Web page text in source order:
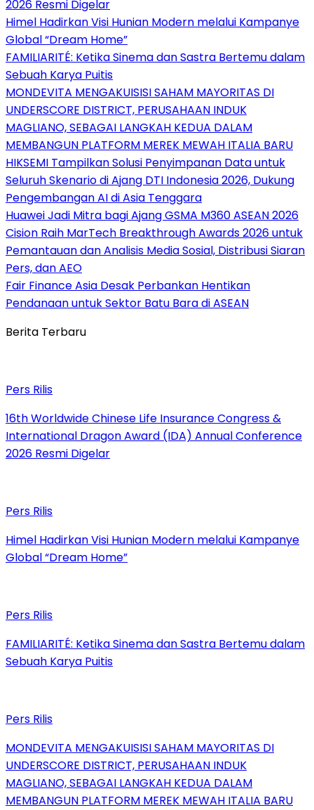
2026 Resmi Digelar
Himel Hadirkan Visi Hunian Modern melalui Kampanye
Global “Dream Home”
FAMILIARITÉ: Ketika Sinema dan Sastra Bertemu dalam
Sebuah Karya Puitis
MONDEVITA MENGAKUISISI SAHAM MAYORITAS DI
UNDERSCORE DISTRICT, PERUSAHAAN INDUK
MAGLIANO, SEBAGAI LANGKAH KEDUA DALAM
MEMBANGUN PLATFORM MEREK MEWAH ITALIA BARU
HIKSEMI Tampilkan Solusi Penyimpanan Data untuk
Seluruh Skenario di Ajang DTI Indonesia 2026, Dukung
Pengembangan AI di Asia Tenggara
Huawei Jadi Mitra bagi Ajang GSMA M360 ASEAN 2026
Cision Raih MarTech Breakthrough Awards 2026 untuk
Pemantauan dan Analisis Media Sosial, Distribusi Siaran
Pers, dan AEO
Fair Finance Asia Desak Perbankan Hentikan
Pendanaan untuk Sektor Batu Bara di ASEAN
Berita Terbaru
Pers Rilis
16th Worldwide Chinese Life Insurance Congress &
International Dragon Award (IDA) Annual Conference
2026 Resmi Digelar
Pers Rilis
Himel Hadirkan Visi Hunian Modern melalui Kampanye
Global “Dream Home”
Pers Rilis
FAMILIARITÉ: Ketika Sinema dan Sastra Bertemu dalam
Sebuah Karya Puitis
Pers Rilis
MONDEVITA MENGAKUISISI SAHAM MAYORITAS DI
UNDERSCORE DISTRICT, PERUSAHAAN INDUK
MAGLIANO, SEBAGAI LANGKAH KEDUA DALAM
MEMBANGUN PLATFORM MEREK MEWAH ITALIA BARU